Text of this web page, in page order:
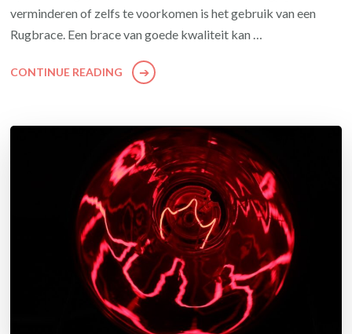
verminderen of zelfs te voorkomen is het gebruik van een
Rugbrace. Een brace van goede kwaliteit kan …
CONTINUE READING